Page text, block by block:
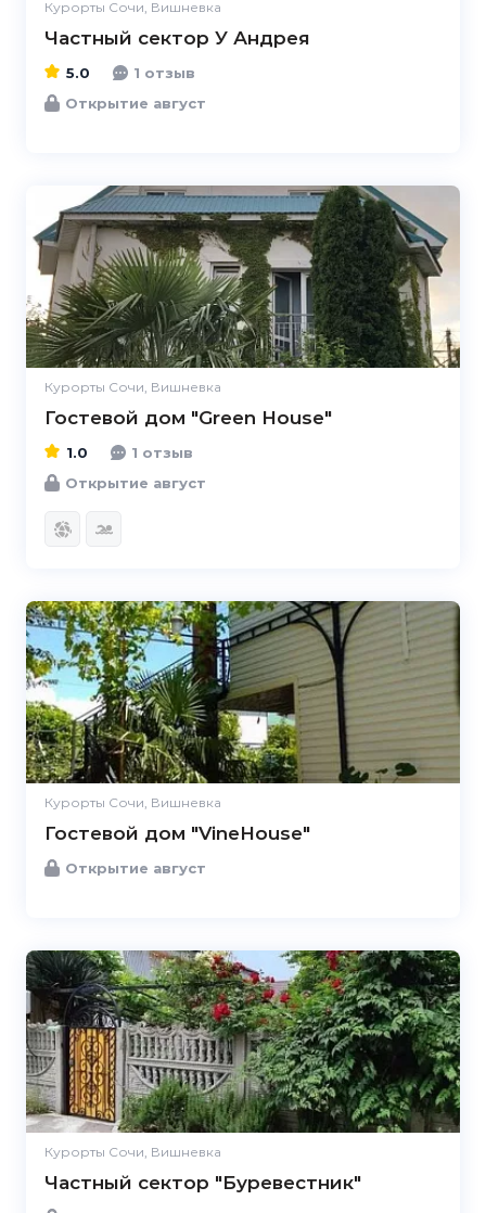
Курорты Сочи, Вишневка
Частный сектор У Андрея
5.0
1 отзыв
Открытие август
Курорты Сочи, Вишневка
Гостевой дом "Green House"
1.0
1.0
1 отзыв
Открытие август
Курорты Сочи, Вишневка
Гостевой дом "VineHouse"
Открытие август
Курорты Сочи, Вишневка
Частный сектор "Буревестник"